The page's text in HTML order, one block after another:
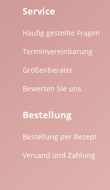
Service
Häufig gestellte Fragen
Terminvereinbarung
Größenberater
Bewerten Sie uns
Bestellung
Bestellung per Rezept
Versand und Zahlung